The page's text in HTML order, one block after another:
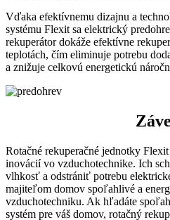
Vďaka efektívnemu dizajnu a
systému Flexit sa elektrický
rekuperátor dokáže efektívne
teplotách, čím eliminuje potrebu
a znižuje celkovú energetickú
Rotačné rekuperačné jednotky
inovácií vo vzduchotechnike. Ich
vlhkosť a odstrániť potrebu
majiteľom domov spoľahlivé a
vzduchotechniku. Ak hľadáte
systém pre váš domov, rotačný